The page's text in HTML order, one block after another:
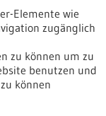
Elemente wie
zugänglich
zu können um zu
benutzen und
können